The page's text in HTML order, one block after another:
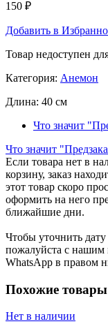
150 ₽
Добавить в
Товар недоступен
Категория: Анемон
Длина: 40 см
Что значит
Что значит
Если товара нет в
корзину, заказ
этот товар скоро
оформить на него
ближайшие дни.
Чтобы уточнить
пожалуйста с нашим
WhatsApp в правом
Похожие товары
Нет в наличии